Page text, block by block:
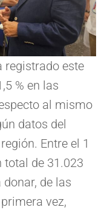
registrado este
% en las
al mismo
datos del
Entre el 1
total de 31.023
de las
vez,